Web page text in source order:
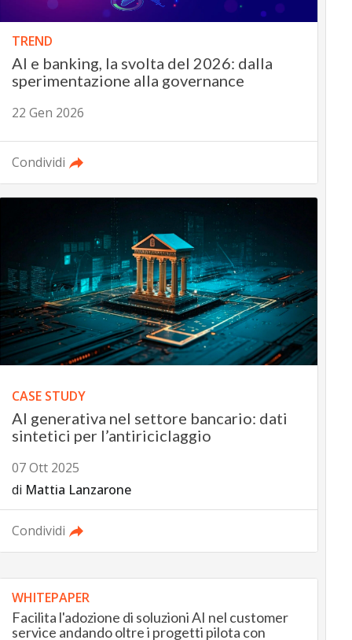
TREND
AI e banking, la svolta del 2026: dalla
sperimentazione alla governance
22 Gen 2026
Condividi
CASE STUDY
AI generativa nel settore bancario: dati
sintetici per l’antiriciclaggio
07 Ott 2025
di Mattia Lanzarone
Condividi
WHITEPAPER
Facilita l'adozione di soluzioni AI nel customer
service andando oltre i progetti pilota con